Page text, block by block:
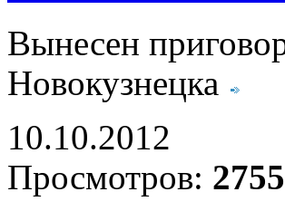
Вынесен
Новокузнецка
10.10.2012
Просмотров: 2755